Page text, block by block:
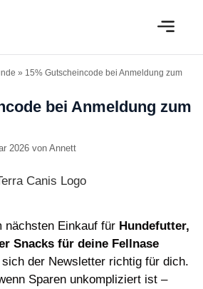
» 15% Gutscheincode bei Anmeldung zum
bei Anmeldung zum
2026 von Annett
nächsten Einkauf für Hundefutter,
Snacks für deine Fellnase
der Newsletter richtig für dich.
Sparen unkompliziert ist –